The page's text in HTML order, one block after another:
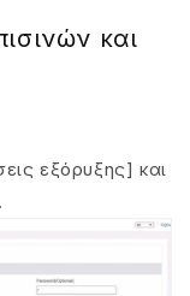
και
εξόρυξης] και